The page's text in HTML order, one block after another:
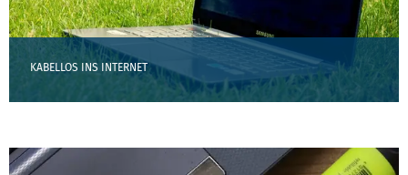
KABELLOS INS INTERNET